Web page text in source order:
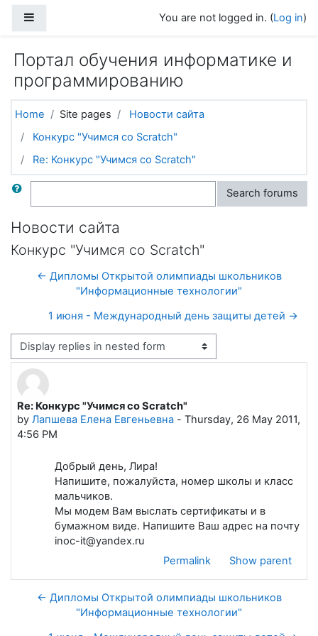
You are not logged in. (Log in)
Портал обучения информатике и
программированию
Home Site pages
Новости сайта
Конкурс "Учимся со Scratch"
Re: Конкурс "Учимся со Scratch"
Search Search forums
Новости сайта
Конкурс "Учимся со Scratch"
← Дипломы Открытой олимпиады школьников
"Информационные технологии"
1 июня - Международный день защиты детей →
Display mode
Re: Конкурс "Учимся со Scratch"
by Лапшева Елена Евгеньевна - Thursday, 26 May 2011,
4:56 PM
Number of replies: 0
Добрый день, Лира!
Напишите, пожалуйста, номер школы и класс
мальчиков.
Мы модем Вам выслать сертификаты и в
бумажном виде. Напишите Ваш адрес на почту
inoc-it@yandex.ru
Permalink
Show parent
← Дипломы Открытой олимпиады школьников
"Информационные технологии"